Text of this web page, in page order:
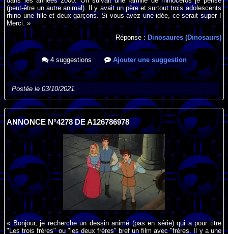
(peut-être un autre animal). Il y avait un père et surtout trois adolescents
rhino une fille et deux garçons. Si vous avez une idée, ce serait super !
Merci. »
Réponse : Dinosaures (Dinosaurs)
4 suggestions Ajouter une suggestion
Postée le 03/10/2021.
ANNONCE N°4278 DE A126786978
« Bonjour, je recherche un dessin animé (pas en série) qui a pour titre
"Les trois frères" ou "les deux frères" bref un film avec "frères. Il y a une